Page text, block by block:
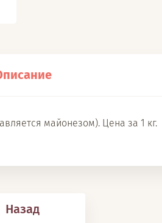
майонезом). Цена за 1 кг.
Назад